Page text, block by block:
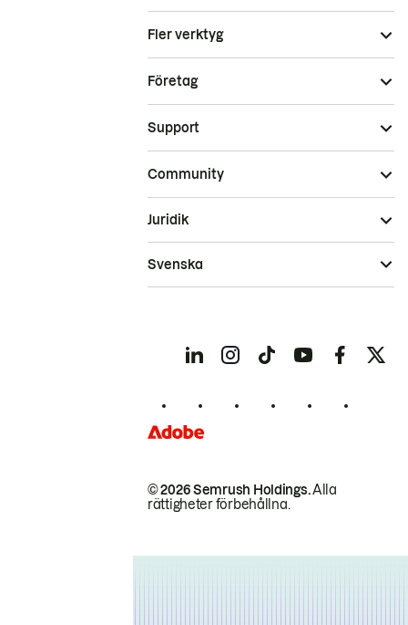
Fler verktyg
Företag
Support
Community
© 2026 Semrush Holdings.Alla
rättigheter förbehållna.
Juridik
Svenska